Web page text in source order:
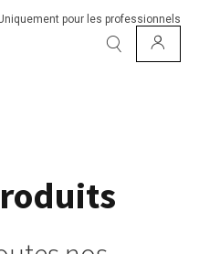
pour les professionnels